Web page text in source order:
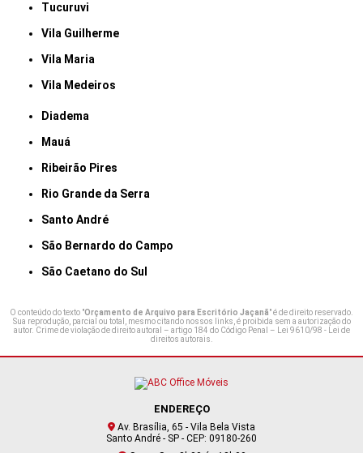
Tucuruvi
Vila Guilherme
Vila Maria
Vila Medeiros
Diadema
Mauá
Ribeirão Pires
Rio Grande da Serra
Santo André
São Bernardo do Campo
São Caetano do Sul
O conteúdo do texto "Orçamento de Arquivo para Escritório Jaçanã" é de direito reservado.
Sua reprodução, parcial ou total, mesmo citando nossos links, é proibida sem a autorização do
autor. Crime de violação de direito autoral – artigo 184 do Código Penal – Lei 9610/98 - Lei de
direitos autorais.
ENDEREÇO
Av. Brasília, 65 - Vila Bela Vista
Santo André - SP - CEP: 09180-260